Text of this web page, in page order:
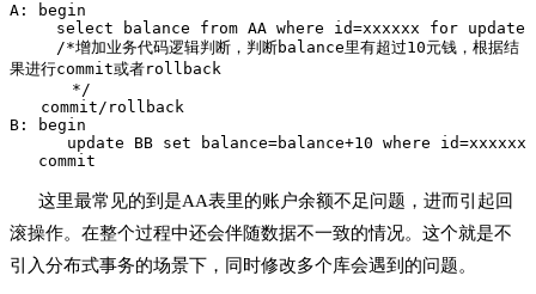
A: begin
select balance from AA where id=xxxxxx for update
/*增加业务代码逻辑判断，判断balance里有超过10元钱，根据结
果进行commit或者rollback
*/
commit/rollback
B: begin
update BB set balance=balance+10 where id=xxxxxx
commit
这里最常见的到是AA表里的账户余额不足问题，进而引起回
滚操作。在整个过程中还会伴随数据不一致的情况。这个就是不
引入分布式事务的场景下，同时修改多个库会遇到的问题。